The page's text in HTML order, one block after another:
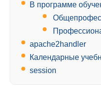
В программе
apache2handler
Календарные
session